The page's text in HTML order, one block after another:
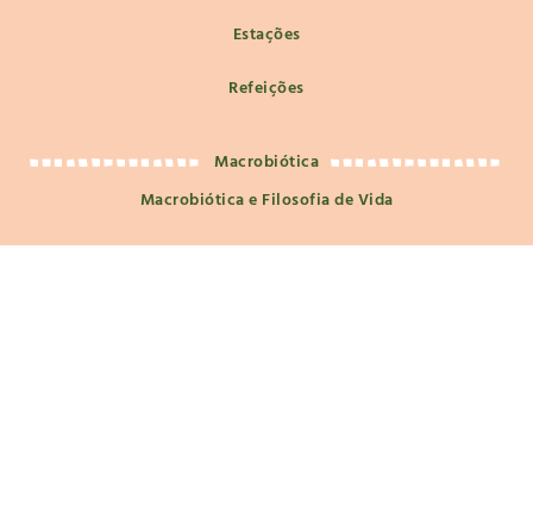
Estações
Refeições
Macrobiótica
Macrobiótica e Filosofia de Vida
Nutrição e Saúde